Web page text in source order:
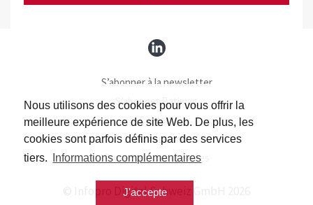
Nous utilisons des cookies pour vous offrir la
meilleure expérience de site Web. De plus, les
cookies sont parfois définis par des services
tiers.
Informations complémentaires
J'accepte
S’abonner à la newsletter
S’abonner Batimag
Contact
Impressum
Protection des données
© Infopro Digital Schweiz GmbH 2026